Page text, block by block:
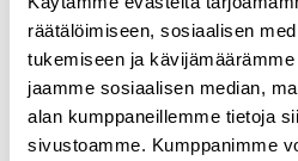
räätälöimiseen, sosiaalisen
tukemiseen ja
jaamme sosiaalisen median,
alan kumppaneillemme tietoja
sivustoamme. Kumppanimme
Tutustu kaikkiin Profession
valitsemme aina parhaat kouluttajat